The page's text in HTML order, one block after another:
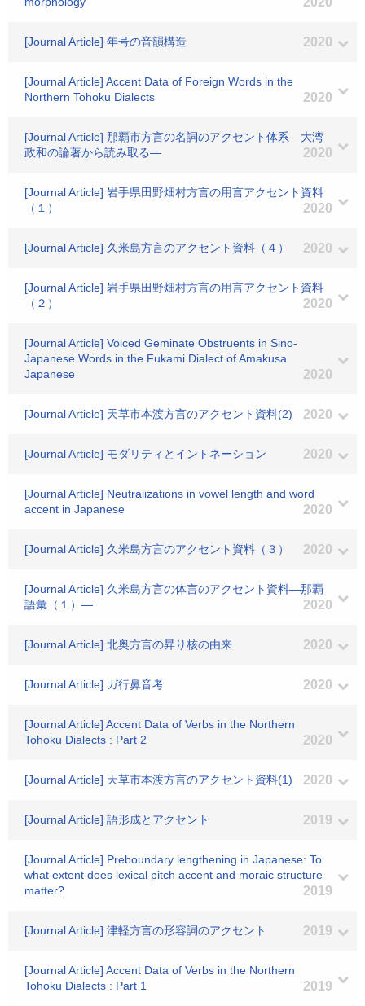
[Journal Article] 年号の音韻構造 2020
[Journal Article] Accent Data of Foreign Words in the
Northern Tohoku Dialects
2020
[Journal Article] 那覇市方言の名詞のアクセント体系―大湾
政和の論著から読み取る―
2020
[Journal Article] 岩手県田野畑村方言の用言アクセント資料
（１）
2020
[Journal Article] 久米島方言のアクセント資料（４） 2020
[Journal Article] 岩手県田野畑村方言の用言アクセント資料
（２）
2020
[Journal Article] Voiced Geminate Obstruents in Sino-
Japanese Words in the Fukami Dialect of Amakusa
Japanese
2020
[Journal Article] 天草市本渡方言のアクセント資料(2) 2020
[Journal Article] モダリティとイントネーション 2020
[Journal Article] Neutralizations in vowel length and word
accent in Japanese
2020
[Journal Article] 久米島方言のアクセント資料（３） 2020
[Journal Article] 久米島方言の体言のアクセント資料―那覇
語彙（１）―
2020
[Journal Article] 北奥方言の昇り核の由来 2020
[Journal Article] ガ行鼻音考 2020
[Journal Article] Accent Data of Verbs in the Northern
Tohoku Dialects : Part 2
2020
[Journal Article] 天草市本渡方言のアクセント資料(1) 2020
[Journal Article] 語形成とアクセント 2019
[Journal Article] Preboundary lengthening in Japanese: To
what extent does lexical pitch accent and moraic structure
matter?
2019
[Journal Article] 津軽方言の形容詞のアクセント 2019
[Journal Article] Accent Data of Verbs in the Northern
Tohoku Dialects : Part 1
2019